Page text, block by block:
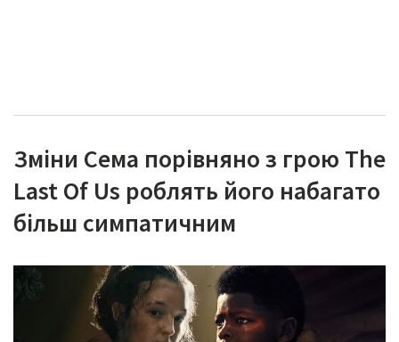
Зміни Сема порівняно з грою The
Last Of Us роблять його набагато
більш симпатичним